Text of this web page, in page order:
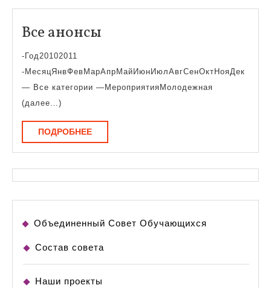
Все анонсы
-Год20102011
-МесяцЯнвФевМарАпрМайИюнИюлАвгСенОктНояДек
— Все категории —МероприятияМолодежная
(далее…)
ПОДРОБНЕЕПОДРОБНЕЕ
Объединенный Совет Обучающихся
Состав совета
Наши проекты